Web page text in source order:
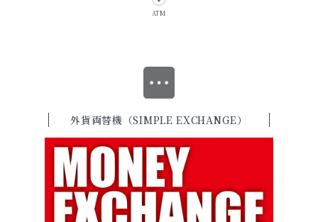
ATM
外貨両替機（SIMPLE EXCHANGE）